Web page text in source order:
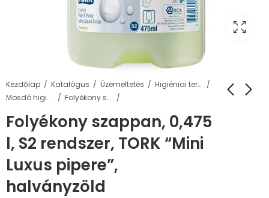
Kezdőlap Katalógus Üzemeltetés
Higiéniai termékek
Mosdó higiénia
Folyékony szappanok és adagolók
Folyékony szappan, 0,475
l, S2 rendszer, TORK “Mini
Luxus pipere”,
halványzöld